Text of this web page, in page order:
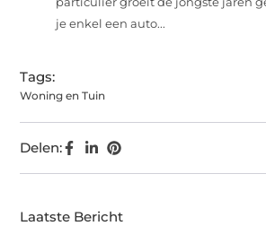
je enkel een auto...
Tags:
Woning en Tuin
Delen:
Laatste Bericht